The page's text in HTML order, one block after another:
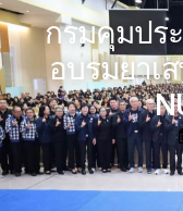
กรมคุมปร
อบรมยาเ